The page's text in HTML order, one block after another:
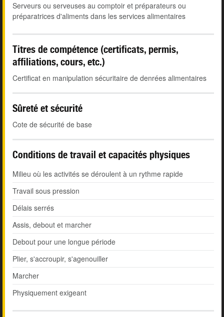
Serveurs ou serveuses au comptoir et préparateurs ou
préparatrices d'aliments dans les services alimentaires
Titres de compétence (certificats, permis,
affiliations, cours, etc.)
Certificat en manipulation sécuritaire de denrées alimentaires
Sûreté et sécurité
Cote de sécurité de base
Conditions de travail et capacités physiques
Milieu où les activités se déroulent à un rythme rapide
Travail sous pression
Délais serrés
Assis, debout et marcher
Debout pour une longue période
Plier, s'accroupir, s'agenouiller
Marcher
Physiquement exigeant